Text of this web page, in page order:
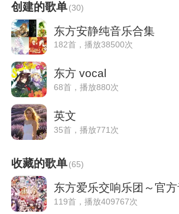
创建的歌单(30)
东方安静纯音乐合集
182首，播放38500次
东方 vocal
68首，播放880次
英文
35首，播放771次
收藏的歌单(65)
东方爱乐交响乐团～官
119首，播放409767次